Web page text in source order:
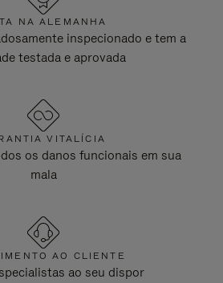
NA ALEMANHA
inspecionado e tem a
testada e aprovada
VITALÍCIA
os danos funcionais em sua
mala
AO CLIENTE
ao seu dispor